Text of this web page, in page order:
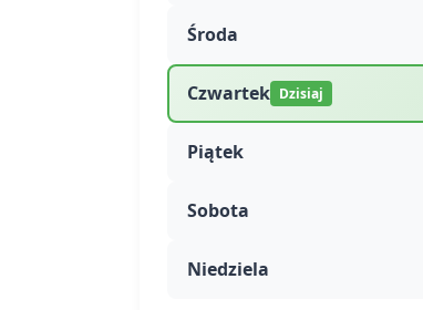
Środa
Czwartek Dzisiaj
Piątek
Sobota
Niedziela